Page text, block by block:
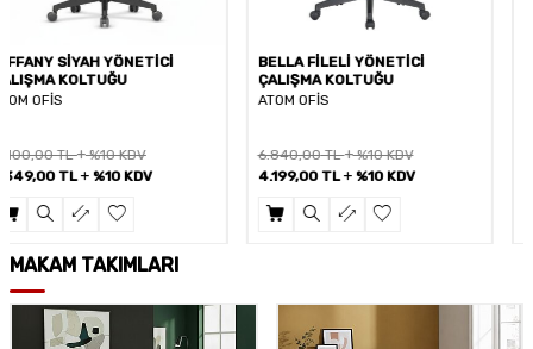
BELLA FİLELİ YÖNETİCİ
ÇALIŞMA KOLTUĞU
ATOM OFİS
6.840,00TL %10 KDV
4.199,00TL %10 KDV
LAKİ S YÖNETİCİ ÇALIŞMA
KOLTUĞU
ATOM OFİS
6.862,00TL %10 KDV
4.499,00 TL %10 KDV
MAKAM TAKIMLARI
52
İndirim